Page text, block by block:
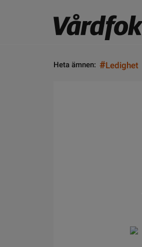
Heta ämnen: #Ledighet